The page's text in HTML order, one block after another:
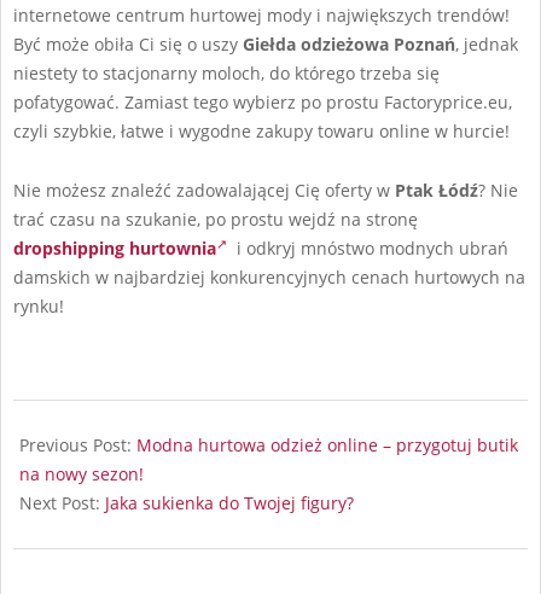
internetowe centrum hurtowej mody i największych trendów!
Być może obiła Ci się o uszy Giełda odzieżowa Poznań, jednak
niestety to stacjonarny moloch, do którego trzeba się
pofatygować. Zamiast tego wybierz po prostu Factoryprice.eu,
czyli szybkie, łatwe i wygodne zakupy towaru online w hurcie!
Nie możesz znaleźć zadowalającej Cię oferty w Ptak Łódź? Nie
trać czasu na szukanie, po prostu wejdź na stronę
dropshipping hurtownia
i odkryj mnóstwo modnych ubrań
damskich w najbardziej konkurencyjnych cenach hurtowych na
rynku!
12-
17
Previous Post: Modna hurtowa odzież online – przygotuj butik
na nowy sezon!
Next Post: Jaka sukienka do Twojej figury?